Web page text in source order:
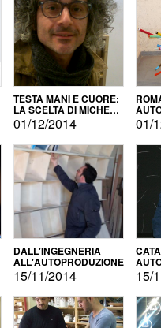
TESTA MANI E CUORE:
LA SCELTA DI MICHELE
BARBERIO
01/12/2014 01/
DALL'INGEGNERIA
ALL'AUTOPRODUZIONE
15/11/2014 15/